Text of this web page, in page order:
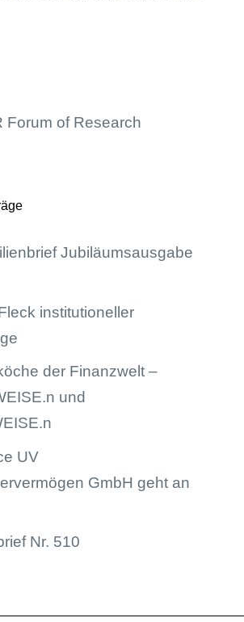
Forum of Research
Jubiläumsausgabe
institutioneller
der Finanzwelt –
und
UV
GmbH geht an
Nr. 510